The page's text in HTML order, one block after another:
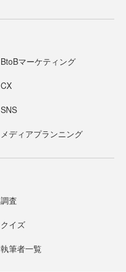
BtoBマーケティング
CX
SNS
メディアプランニング
調査
クイズ
執筆者一覧